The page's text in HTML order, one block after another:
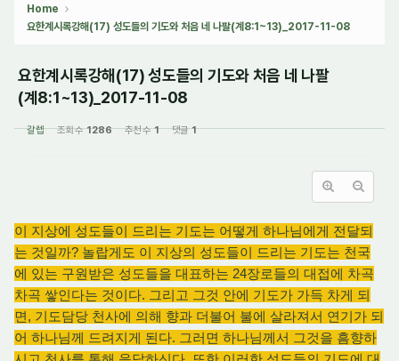
Home
요한계시록강해(17) 성도들의 기도와 처음 네 나팔(계8:1~13)_2017-11-08
요한계시록강해(17) 성도들의 기도와 처음 네 나팔
(계8:1~13)_2017-11-08
갈렙 조회 수1286 추천 수1 댓글1
이 지상에 성도들이 드리는 기도는 어떻게 하나님에게 전달되
는 것일까? 놀랍게도 이 지상의 성도들이 드리는 기도는 천국
에 있는 구원받은 성도들을 대표하는 24장로들의 대접에 차곡
차곡 쌓인다는 것이다. 그리고 그것 안에 기도가 가득 차게 되
면, 기도담당 천사에 의해 향과 더불어 불에 살라져서 연기가 되
어 하나님께 드려지게 된다. 그러면 하나님께서 그것을 흠향하